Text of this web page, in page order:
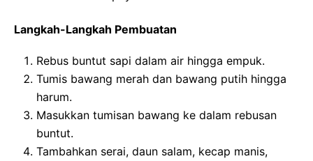
Langkah-Langkah Pembuatan
Rebus buntut sapi dalam air hingga empuk.
Tumis bawang merah dan bawang putih hingga
harum.
Masukkan tumisan bawang ke dalam rebusan
buntut.
Tambahkan serai, daun salam, kecap manis,